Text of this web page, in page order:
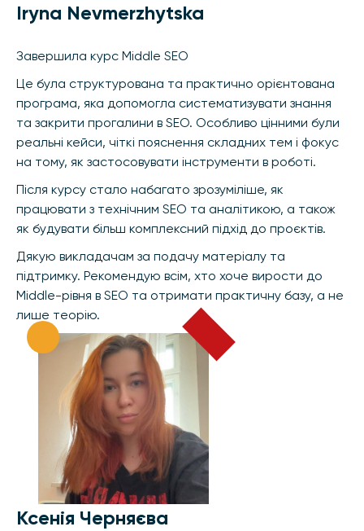
Iryna Nevmerzhytska
Завершила курс Middle SEO
Це була структурована та практично орієнтована
програма, яка допомогла систематизувати знання
та закрити прогалини в SEO. Особливо цінними були
реальні кейси, чіткі пояснення складних тем і фокус
на тому, як застосовувати інструменти в роботі.
Після курсу стало набагато зрозуміліше, як
працювати з технічним SEO та аналітикою, а також
як будувати більш комплексний підхід до проєктів.
Дякую викладачам за подачу матеріалу та
підтримку. Рекомендую всім, хто хоче вирости до
Middle-рівня в SEO та отримати практичну базу, а не
лише теорію.
Ксенія Черняєва